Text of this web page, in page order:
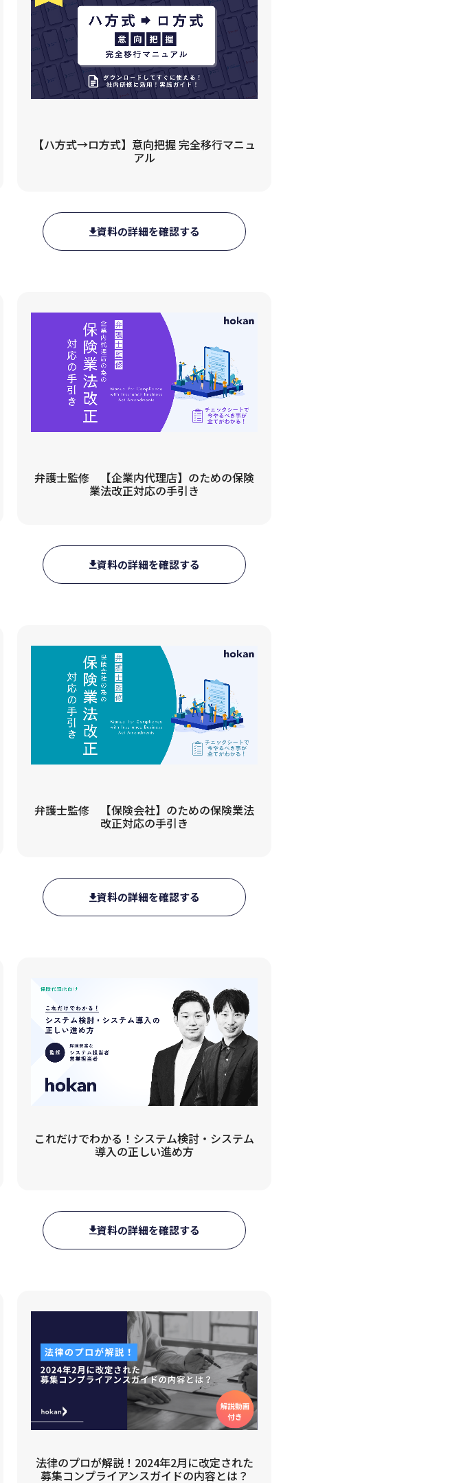
【ハ方式→ロ方式】意向把握 完全移行マニュ
アル
資料の詳細を確認する
弁護士監修 【企業内代理店】のための保険
業法改正対応の手引き
資料の詳細を確認する
弁護士監修 【保険会社】のための保険業法
改正対応の手引き
資料の詳細を確認する
これだけでわかる！システム検討・システム
導入の正しい進め方
資料の詳細を確認する
法律のプロが解説！2024年2月に改定された
募集コンプライアンスガイドの内容とは？